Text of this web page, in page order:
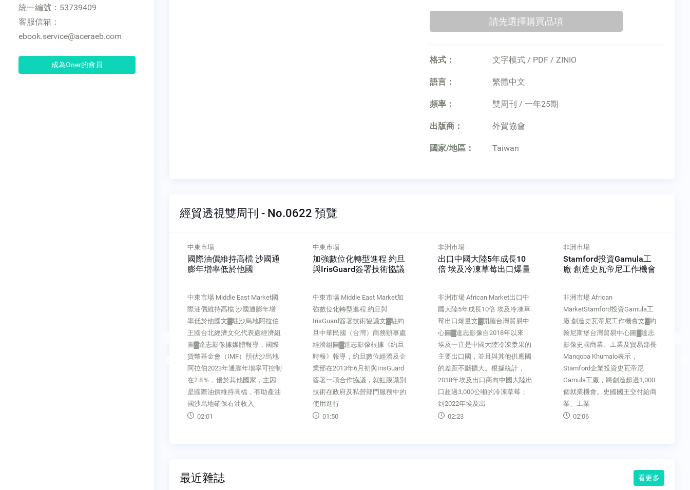
統一編號：53739409
客服信箱：
ebook.service@aceraeb.com
成為Oner的會員 格式： 文字模式 / PDF / ZINIO
語言： 繁體中文
頻率： 雙周刊 / 一年25期
出版商： 外貿協會
國家/地區： Taiwan
經貿透視雙周刊 - No.0622 預覽
Previous
中東市場
加強數位化轉型進程 約旦
與IrisGuard簽署技術協議
中東市場 Middle East Market加
強數位化轉型進程 約旦與
IrisGuard簽署技術協議文▓駐約
旦中華民國（台灣）商務辦事處
經濟組圖▓達志影像根據《約旦
時報》報導，約旦數位經濟及企
業部在2013年6月初與IrisGuard
簽署一項合作協議，就虹膜識別
技術在政府及私營部門服務中的
使用進行
01:50
非洲市場
出口中國大陸5年成長10
倍 埃及冷凍草莓出口爆量
非洲市場 African Market出口中
國大陸5年成長10倍 埃及冷凍草
莓出口爆量文▓開羅台灣貿易中
心圖▓達志影像自2018年以來，
埃及一直是中國大陸冷凍漿果的
主要出口國，並且與其他供應國
的差距不斷擴大。根據統計，
2018年埃及出口商向中國大陸出
口超過3,000公噸的冷凍草莓；
到2022年埃及出
02:23
非洲市場
Stamford投資Gamula工
廠 創造史瓦帝尼工作機會
非洲市場 African
MarketStamford投資Gamula工
廠 創造史瓦帝尼工作機會文▓約
翰尼斯堡台灣貿易中心圖▓達志
影像史國商業、工業及貿易部長
Manqoba Khumalo表示，
Stamford企業投資史瓦帝尼
Gamula工廠，將創造超過1,000
個就業機會。史國國王交付給商
業、工業
02:06
新興市場
流行消遣 波蘭園藝營收成
長
在波蘭，園藝是一種流行的消遣
方式，主推「回歸自然」，且因
受限於空間，垂直花園成趨勢。
臺廠欲拓銷波蘭，除持續發展相
關手工具外，也可搭配環保議
題，研發太陽能相關的園藝設備
或庭院照明。
08:08
最近雜誌 看更多